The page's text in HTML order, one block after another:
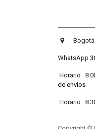
WhatsApp
de envíos